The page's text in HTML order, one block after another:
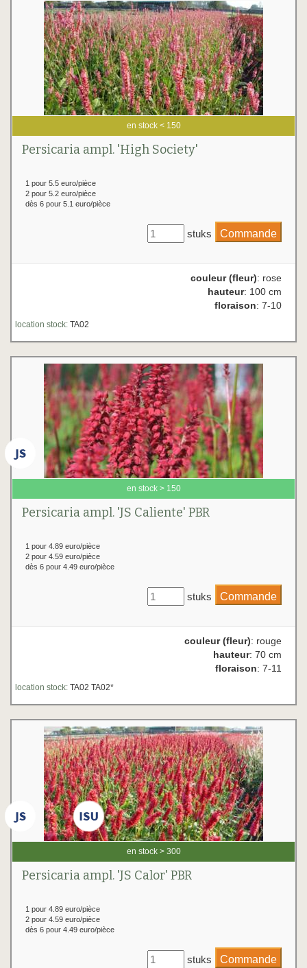
en stock < 150
Persicaria ampl. 'High Society'
1 pour 5.5 euro/pièce
2 pour 5.2 euro/pièce
dès 6 pour 5.1 euro/pièce
stuks
couleur (fleur): rose
hauteur: 100 cm
floraison: 7-10
location stock: TA02
en stock > 150
Persicaria ampl. 'JS Caliente' PBR
1 pour 4.89 euro/pièce
2 pour 4.59 euro/pièce
dès 6 pour 4.49 euro/pièce
stuks
couleur (fleur): rouge
hauteur: 70 cm
floraison: 7-11
location stock: TA02 TA02*
en stock > 300
Persicaria ampl. 'JS Calor' PBR
1 pour 4.89 euro/pièce
2 pour 4.59 euro/pièce
dès 6 pour 4.49 euro/pièce
stuks